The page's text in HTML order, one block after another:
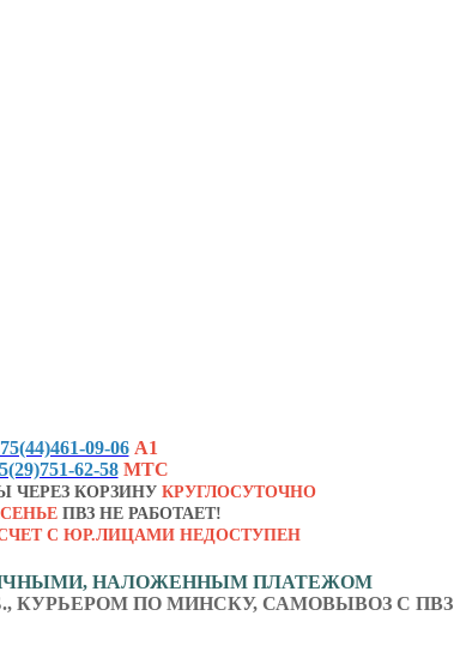
09-06 А1
62-58 МТС
ЧЕРЕЗ КОРЗИНУ КРУГЛОСУТОЧНО
ПВЗ НЕ РАБОТАЕТ!
С ЮР.ЛИЦАМИ НЕДОСТУПЕН
НАЛОЖЕННЫМ ПЛАТЕЖОМ
КУРЬЕРОМ ПО МИНСКУ, САМОВЫВОЗ С ПВЗ